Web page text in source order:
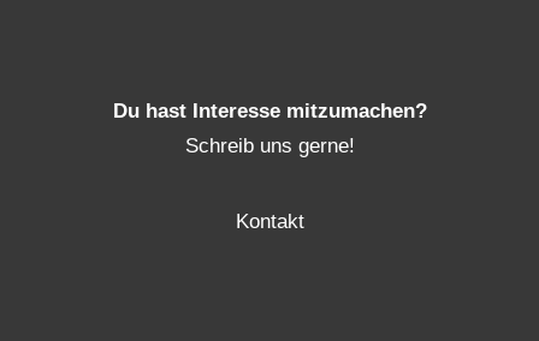
Du hast Interesse mitzumachen?
Schreib uns gerne!
Kontakt